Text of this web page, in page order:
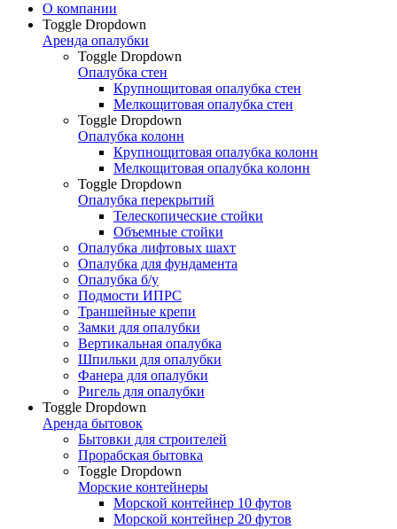
О компании
Toggle Dropdown
Аренда опалубки
Toggle Dropdown
Опалубка стен
Крупнощитовая опалубка стен
Мелкощитовая опалубка стен
Toggle Dropdown
Опалубка колонн
Крупнощитовая опалубка колонн
Мелкощитовая опалубка колонн
Toggle Dropdown
Опалубка перекрытий
Телескопические стойки
Объемные стойки
Опалубка лифтовых шахт
Опалубка для фундамента
Опалубка б/у
Подмости ИПРС
Траншейные крепи
Замки для опалубки
Вертикальная опалубка
Шпильки для опалубки
Фанера для опалубки
Ригель для опалубки
Toggle Dropdown
Аренда бытовок
Бытовки для строителей
Прорабская бытовка
Toggle Dropdown
Морские контейнеры
Морской контейнер 10 футов
Морской контейнер 20 футов